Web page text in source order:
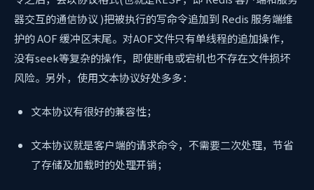
器交互的通信协议 )把被执行的写命令追加到 Redis 服务端维
护的 AOF 缓冲区末尾。对AOF文件只有单线程的追加操作，
没有seek等复杂的操作，即使断电或宕机也不存在文件损坏
风险。另外，使用文本协议好处多多：
文本协议有很好的兼容性；
文本协议就是客户端的请求命令，不需要二次处理，节省
了存储及加载时的处理开销；